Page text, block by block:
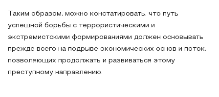
Таким образом, можно констатировать, что путь
успешной борьбы с террористическими и
экстремистскими формированиями должен основывать
прежде всего на подрыве экономических основ и поток,
позволяющих продолжать и развиваться этому
преступному направлению.